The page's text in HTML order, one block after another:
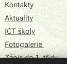
Kontakty
Aktuality
ICT školy
Fotogalerie
Zápis do 1. třídy